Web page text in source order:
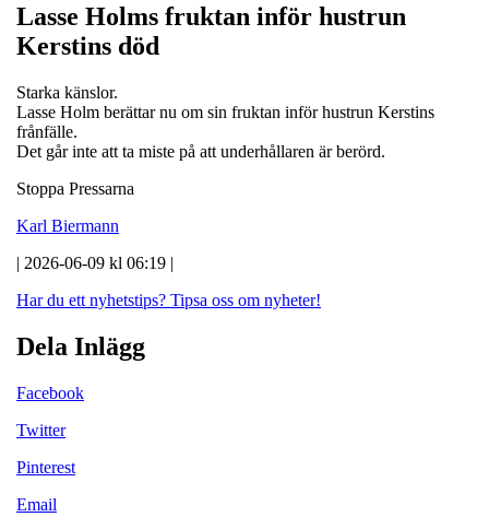
Lasse Holms fruktan inför hustrun
Kerstins död
Starka känslor.
Lasse Holm berättar nu om sin fruktan inför hustrun Kerstins
frånfälle.
Det går inte att ta miste på att underhållaren är berörd.
Stoppa Pressarna
Karl Biermann
| 2026-06-09 kl 06:19 |
Har du ett nyhetstips? Tipsa oss om nyheter!
Dela Inlägg
Facebook
Twitter
Pinterest
Email